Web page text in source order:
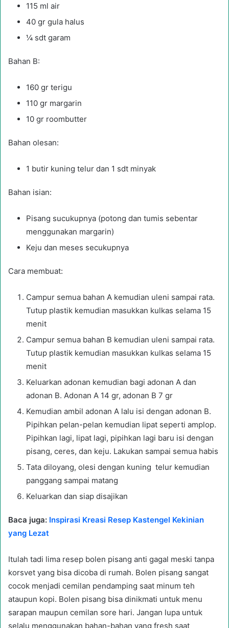
115 ml air
40 gr gula halus
¼ sdt garam
Bahan B:
160 gr terigu
110 gr margarin
10 gr roombutter
Bahan olesan:
1 butir kuning telur dan 1 sdt minyak
Bahan isian:
Pisang sucukupnya (potong dan tumis sebentar
menggunakan margarin)
Keju dan meses secukupnya
Cara membuat:
Campur semua bahan A kemudian uleni sampai rata.
Tutup plastik kemudian masukkan kulkas selama 15
menit
Campur semua bahan B kemudian uleni sampai rata.
Tutup plastik kemudian masukkan kulkas selama 15
menit
Keluarkan adonan kemudian bagi adonan A dan
adonan B. Adonan A 14 gr, adonan B 7 gr
Kemudian ambil adonan A lalu isi dengan adonan B.
Pipihkan pelan-pelan kemudian lipat seperti amplop.
Pipihkan lagi, lipat lagi, pipihkan lagi baru isi dengan
pisang, ceres, dan keju. Lakukan sampai semua habis
Tata diloyang, olesi dengan kuning telur kemudian
panggang sampai matang
Keluarkan dan siap disajikan
Baca juga: Inspirasi Kreasi Resep Kastengel Kekinian
yang Lezat
Itulah tadi lima resep bolen pisang anti gagal meski tanpa
korsvet yang bisa dicoba di rumah. Bolen pisang sangat
cocok menjadi cemilan pendamping saat minum teh
ataupun kopi. Bolen pisang bisa dinikmati untuk menu
sarapan maupun cemilan sore hari. Jangan lupa untuk
selalu menggunakan bahan-bahan yang fresh saat